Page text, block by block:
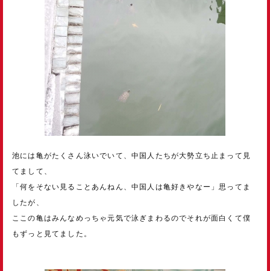
池には亀がたくさん泳いでいて、中国人たちが大勢立ち止まって見
てまして、
「何をそない見ることあんねん、中国人は亀好きやなー」思ってま
したが、
ここの亀はみんなめっちゃ元気で泳ぎまわるのでそれが面白くて僕
もずっと見てました。